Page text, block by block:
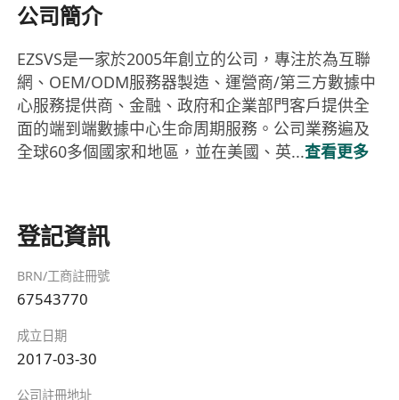
公司簡介
EZSVS是一家於2005年創立的公司，專注於為互聯
網、OEM/ODM服務器製造、運營商/第三方數據中
心服務提供商、金融、政府和企業部門客戶提供全
面的端到端數據中心生命周期服務。公司業務遍及
全球60多個國家和地區，並在美國、英...查看更多
登記資訊
BRN/工商註冊號
67543770
成立日期
2017-03-30
公司註冊地址